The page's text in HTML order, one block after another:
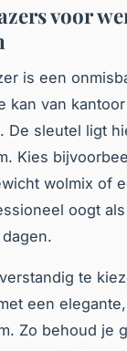
voor
is een
kan van
De sleutel ligt
Kies
wolmix of
oogt
te
een
Zo behoud je